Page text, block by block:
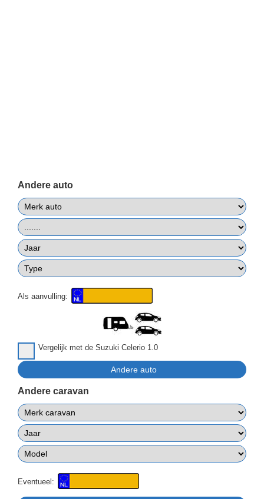
Andere auto
Als aanvulling:
Vergelijk met de Suzuki Celerio 1.0
Andere caravan
Eventueel: